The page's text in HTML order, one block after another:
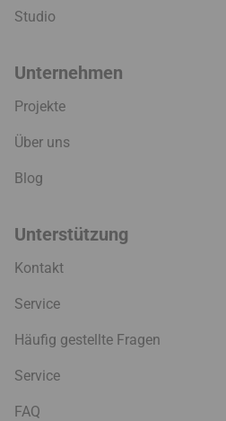
Studio
Unternehmen
Projekte
Über uns
Blog
Unterstützung
Kontakt
Service
Häufig gestellte Fragen
Service
FAQ